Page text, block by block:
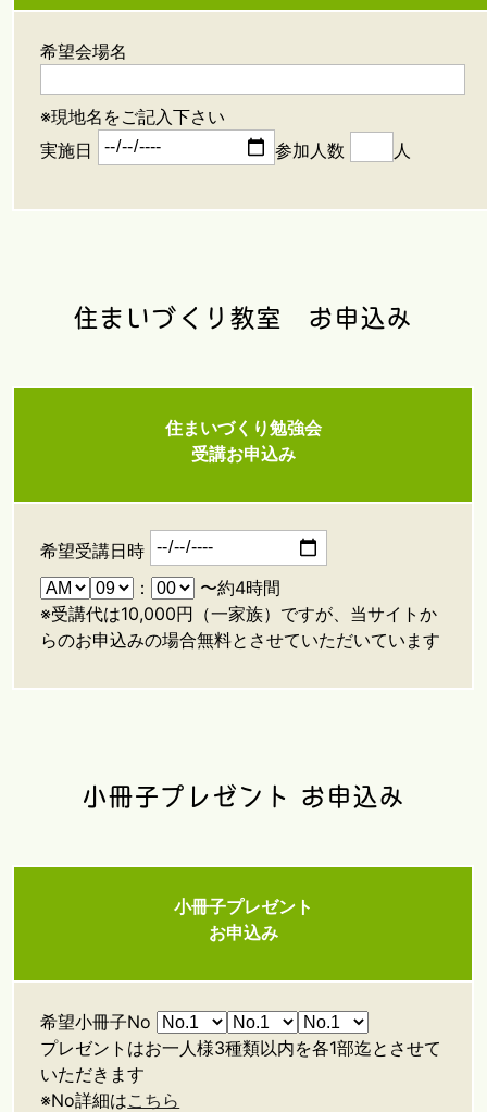
希望会場名
※現地名をご記入下さい
実施日
参加人数 人
住まいづくり教室 お申込み
住まいづくり勉強会
受講お申込み
希望受講日時
：
〜約4時間
※受講代は10,000円（一家族）ですが、当サイトか
らのお申込みの場合無料とさせていただいています
小冊子プレゼント お申込み
小冊子プレゼント
お申込み
希望小冊子No
プレゼントはお一人様3種類以内を各1部迄とさせて
いただきます
※No詳細はこちら